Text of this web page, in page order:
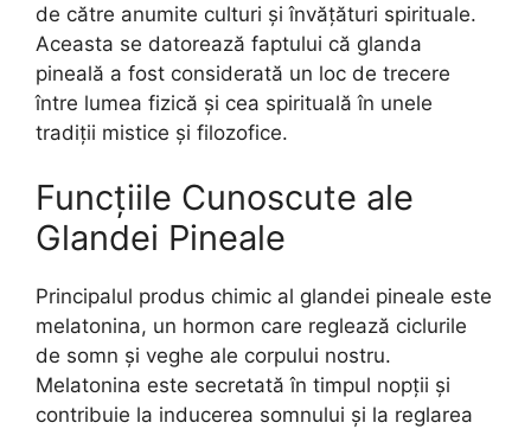
de către anumite culturi și învățături spirituale.
Aceasta se datorează faptului că glanda
pineală a fost considerată un loc de trecere
între lumea fizică și cea spirituală în unele
tradiții mistice și filozofice.
Funcțiile Cunoscute ale
Glandei Pineale
Principalul produs chimic al glandei pineale este
melatonina, un hormon care reglează ciclurile
de somn și veghe ale corpului nostru.
Melatonina este secretată în timpul nopții și
contribuie la inducerea somnului și la reglarea